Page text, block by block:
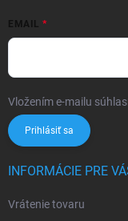
EMAIL
Vložením e-mailu
Prihlásiť sa
INFORMÁCIE PRE
Vrátenie tovaru